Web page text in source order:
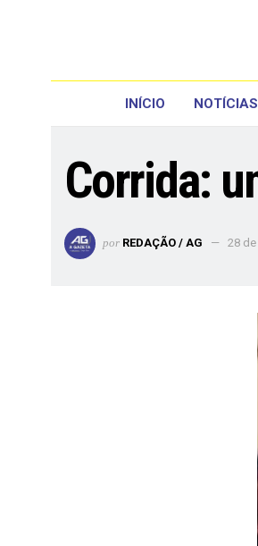
INÍCIO NOTÍCIAS
Corrida:
por REDAÇÃO / AG 28